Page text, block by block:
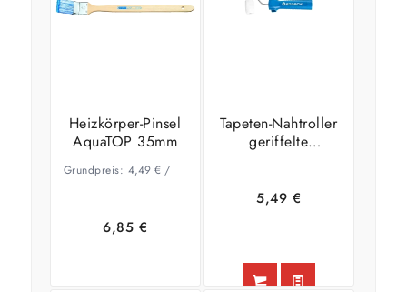
Heizkörper-Pinsel
AquaTOP 35mm
Grundpreis: 4,49 €/
6,85 €
Tapeten-Nahtroller
geriffelte
5,49 €